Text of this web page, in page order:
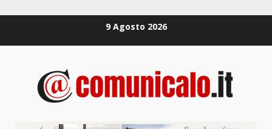
9 Agosto 2026